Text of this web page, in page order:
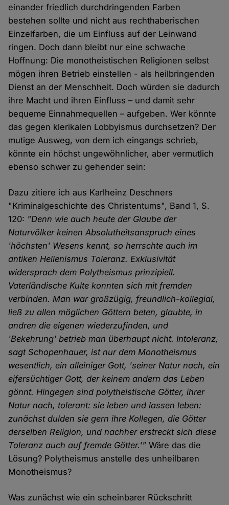
einander friedlich durchdringenden Farben
bestehen sollte und nicht aus rechthaberischen
Einzelfarben, die um Einfluss auf der Leinwand
ringen. Doch dann bleibt nur eine schwache
Hoffnung: Die monotheistischen Religionen selbst
mögen ihren Betrieb einstellen - als heilbringenden
Dienst an der Menschheit. Doch würden sie dadurch
ihre Macht und ihren Einfluss – und damit sehr
bequeme Einnahmequellen – aufgeben. Wer könnte
das gegen klerikalen Lobbyismus durchsetzen? Der
mutige Ausweg, von dem ich eingangs schrieb,
könnte ein höchst ungewöhnlicher, aber vermutlich
ebenso schwer zu gehender sein:
Dazu zitiere ich aus Karlheinz Deschners
"Kriminalgeschichte des Christentums", Band 1, S.
120: "Denn wie auch heute der Glaube der
Naturvölker keinen Absolutheitsanspruch eines
'höchsten' Wesens kennt, so herrschte auch im
antiken Hellenismus Toleranz. Exklusivität
widersprach dem Polytheismus prinzipiell.
Vaterländische Kulte konnten sich mit fremden
verbinden. Man war großzügig, freundlich-kollegial,
ließ zu allen möglichen Göttern beten, glaubte, in
andren die eigenen wiederzufinden, und
'Bekehrung' betrieb man überhaupt nicht. Intoleranz,
sagt Schopenhauer, ist nur dem Monotheismus
wesentlich, ein alleiniger Gott, 'seiner Natur nach, ein
eifersüchtiger Gott, der keinem andern das Leben
gönnt. Hingegen sind polytheistische Götter, ihrer
Natur nach, tolerant: sie leben und lassen leben:
zunächst dulden sie gern ihre Kollegen, die Götter
derselben Religion, und nachher erstreckt sich diese
Toleranz auch auf fremde Götter.'" Wäre das die
Lösung? Polytheismus anstelle des unheilbaren
Monotheismus?
Was zunächst wie ein scheinbarer Rückschritt